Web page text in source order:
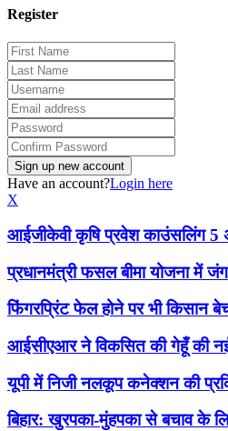
Register
Have an account?Login here
X
आईजीकेवी कृषि प्रवेश काउंसलिंग
प्रधानमंत्री फसल बीमा योजना में
फिंगरप्रिंट फेल होने पर भी किसान
आईसीएआर ने विकसित की गेहूँ की
यूपी में निजी नलकूप कनेक्शन की
बिहार: खुरपका-मुंहपका से बचाव के